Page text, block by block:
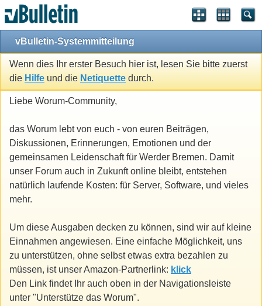
vBulletin-Systemmitteilung
Wenn dies Ihr erster Besuch hier ist, lesen Sie bitte zuerst
die Hilfe und die Netiquette durch.
Liebe Worum-Community,
das Worum lebt von euch - von euren Beiträgen,
Diskussionen, Erinnerungen, Emotionen und der
gemeinsamen Leidenschaft für Werder Bremen. Damit
unser Forum auch in Zukunft online bleibt, entstehen
natürlich laufende Kosten: für Server, Software, und vieles
mehr.
Um diese Ausgaben decken zu können, sind wir auf kleine
Einnahmen angewiesen. Eine einfache Möglichkeit, uns
zu unterstützen, ohne selbst etwas extra bezahlen zu
müssen, ist unser Amazon-Partnerlink: klick
Den Link findet Ihr auch oben in der Navigationsleiste
unter "Unterstütze das Worum".